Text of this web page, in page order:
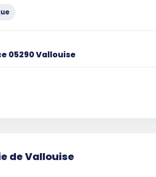
05290 Vallouise
de Vallouise